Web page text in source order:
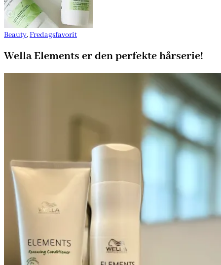
Beauty,Fredagsfavorit
Wella Elements er den perfekte hårserie!